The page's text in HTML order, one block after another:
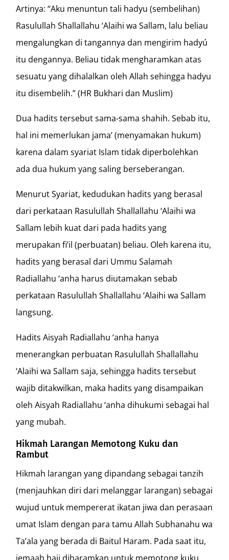
Artinya: “Aku menuntun tali hadyu (sembelihan)
Rasulullah Shallallahu ‘Alaihi wa Sallam, lalu beliau
mengalungkan di tangannya dan mengirim hadyú
itu dengannya. Beliau tidak mengharamkan atas
sesuatu yang dihalalkan oleh Allah sehingga hadyu
itu disembelih.” (HR Bukhari dan Muslim)
Dua hadits tersebut sama-sama shahih. Sebab itu,
hal ini memerlukan jama’ (menyamakan hukum)
karena dalam syariat Islam tidak diperbolehkan
ada dua hukum yang saling berseberangan.
Menurut Syariat, kedudukan hadits yang berasal
dari perkataan Rasulullah Shallallahu ‘Alaihi wa
Sallam lebih kuat dari pada hadits yang
merupakan fi’il (perbuatan) beliau. Oleh karena itu,
hadits yang berasal dari Ummu Salamah
Radiallahu ‘anha harus diutamakan sebab
perkataan Rasulullah Shallallahu ‘Alaihi wa Sallam
langsung.
Hadits Aisyah Radiallahu ‘anha hanya
menerangkan perbuatan Rasulullah Shallallahu
‘Alaihi wa Sallam saja, sehingga hadits tersebut
wajib ditakwilkan, maka hadits yang disampaikan
oleh Aisyah Radiallahu ‘anha dihukumi sebagai hal
yang mubah.
Hikmah Larangan Memotong Kuku dan
Rambut
Hikmah larangan yang dipandang sebagai tanzih
(menjauhkan diri dari melanggar larangan) sebagai
wujud untuk mempererat ikatan jiwa dan perasaan
umat Islam dengan para tamu Allah Subhanahu wa
Ta’ala yang berada di Baitul Haram. Pada saat itu,